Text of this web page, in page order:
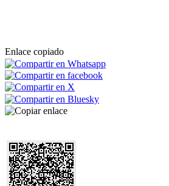
Enlace copiado